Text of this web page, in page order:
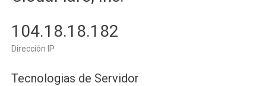
104.18.18.182
Dirección IP
Tecnologias de Servidor